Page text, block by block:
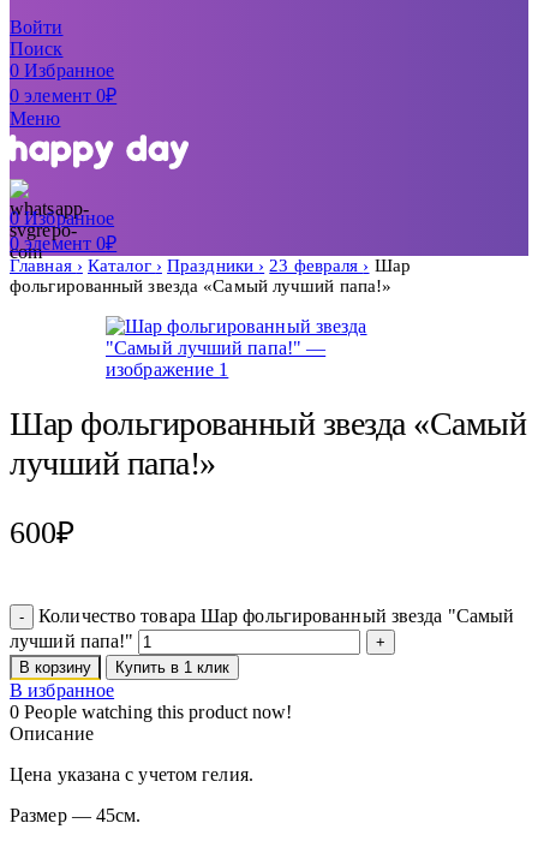
Войти
Поиск
0Избранное
0элемент 0₽
Меню
0Избранное
0элемент 0₽
Главная Каталог Праздники 23 февраля
Шар
фольгированный звезда «Самый лучший папа!»
Шар фольгированный звезда «Самый
лучший папа!»
600₽
Количество товара Шар фольгированный звезда "Самый
лучший папа!"
В корзину Купить в 1 клик
В избранное
0 People watching this product now!
Описание
Цена указана с учетом гелия.
Размер — 45см.